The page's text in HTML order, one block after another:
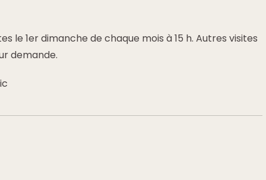
le 1er dimanche de chaque mois à 15 h. Autres visites
demande.